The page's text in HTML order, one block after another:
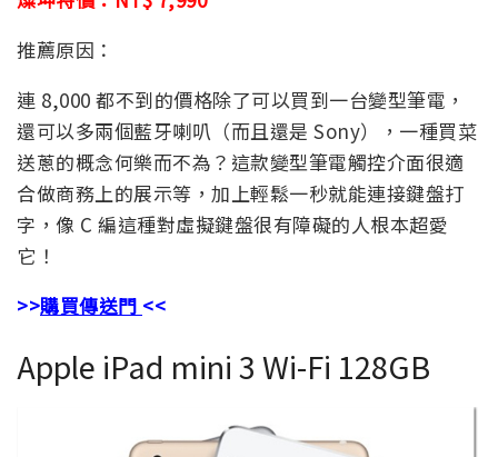
推薦原因：
連 8,000 都不到的價格除了可以買到一台變型筆電，
還可以多兩個藍牙喇叭（而且還是 Sony），一種買菜
送蔥的概念何樂而不為？這款變型筆電觸控介面很適
合做商務上的展示等，加上輕鬆一秒就能連接鍵盤打
字，像 C 編這種對虛擬鍵盤很有障礙的人根本超愛
它！
>>購買傳送門 <<
Apple iPad mini 3 Wi-Fi 128GB